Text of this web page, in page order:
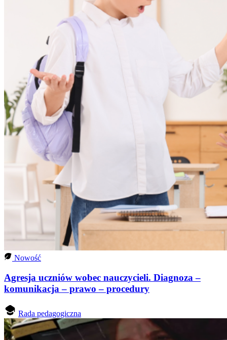
Nowość
Agresja uczniów wobec nauczycieli. Diagnoza –
komunikacja – prawo – procedury
Rada pedagogiczna